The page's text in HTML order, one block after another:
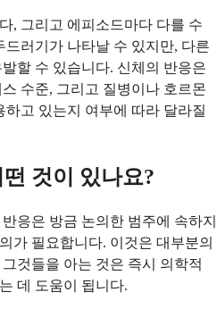
, 그리고 에피소드마다 다를 수
러기가 나타날 수 있지만, 다른
할 수 있습니다. 신체의 반응은
수준, 그리고 질병이나 호르몬
고 있는지 여부에 따라 달라질
것이 있나요?
응은 방금 논의한 범주에 속하지
가 필요합니다. 이것은 대부분의
것들을 아는 것은 즉시 의학적
데 도움이 됩니다.